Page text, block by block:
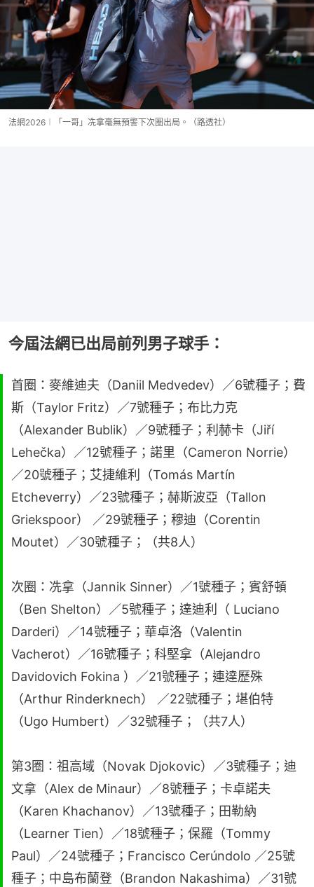
法網2026︱「一哥」冼拿毫無預警下次圈出局。（路透社）
今屆法網已出局前列男子球手：
首圈：麥維迪夫（Daniil Medvedev）／6號種子；費
斯（Taylor Fritz）／7號種子；布比力克
（Alexander Bublik）／9號種子；利赫卡（Jiří
Lehečka）／12號種子；諾里（Cameron Norrie）
／20號種子；艾捷維利（Tomás Martín
Etcheverry）／23號種子；赫斯波亞（Tallon
Griekspoor） ／29號種子；穆迪（Corentin
Moutet）／30號種子；（共8人）
次圈：冼拿（Jannik Sinner）／1號種子；賓舒頓
（Ben Shelton）／5號種子；達迪利（ Luciano
Darderi）／14號種子；華卓洛（Valentin
Vacherot）／16號種子；科堅拿（Alejandro
Davidovich Fokina ）／21號種子；連達歷殊
（Arthur Rinderknech） ／22號種子；堪伯特
（Ugo Humbert）／32號種子；（共7人）
第3圈：祖高域（Novak Djokovic）／3號種子；迪
文拿（Alex de Minaur）／8號種子；卡卓諾夫
（Karen Khachanov）／13號種子；田勒納
（Learner Tien）／18號種子；保羅（Tommy
Paul）／24號種子；Francisco Cerúndolo ／25號
種子；中島布蘭登（Brandon Nakashima）／31號